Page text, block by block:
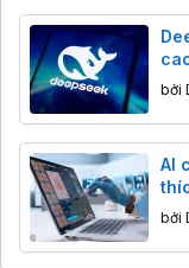
bởi
AI
bị
bởi